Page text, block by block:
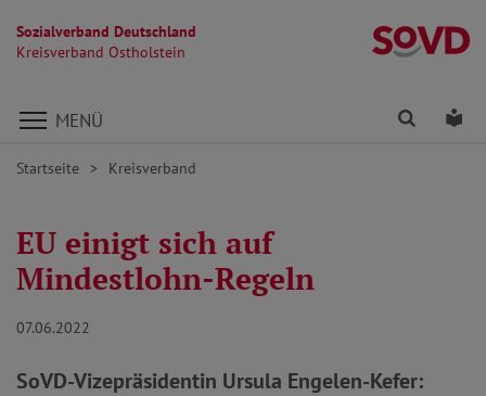
Sozialverband Deutschland
Kreisverband Ostholstein
Direkt zu den Inhalten springen
MENÜ Finden
Startseite Kreisverband
EU einigt sich auf
Mindestlohn-Regeln
07.06.2022
SoVD-Vizepräsidentin Ursula Engelen-Kefer: